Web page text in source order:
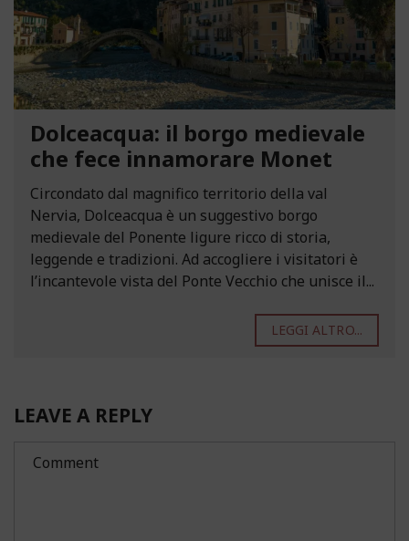
Dolceacqua: il borgo medievale
che fece innamorare Monet
Circondato dal magnifico territorio della val
Nervia, Dolceacqua è un suggestivo borgo
medievale del Ponente ligure ricco di storia,
leggende e tradizioni. Ad accogliere i visitatori è
l’incantevole vista del Ponte Vecchio che unisce il...
LEGGI ALTRO...
LEAVE A REPLY